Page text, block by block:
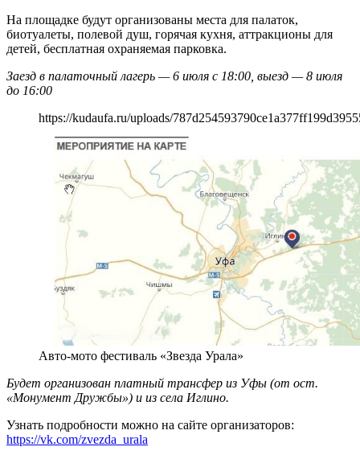
На площадке будут организованы места для палаток,
биотуалеты, полевой душ, горячая кухня, аттракционы для
детей, бесплатная охраняемая парковка.
Заезд в палаточный лагерь — 6 июля с 18:00, выезд — 8 июля
до 16:00
https://kudaufa.ru/uploads/
Авто-мото фестиваль «Звезда Урала»
Будет организован платный трансфер из Уфы (от ост.
«Монумент Дружбы») и из села Иглино.
Узнать подробности можно на сайте организаторов:
https://vk.com/zvezda_urala